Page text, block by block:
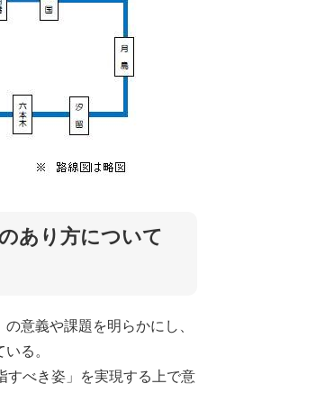
あり方について
意義や課題を明らかにし、
る。
べき姿」を実現する上で意